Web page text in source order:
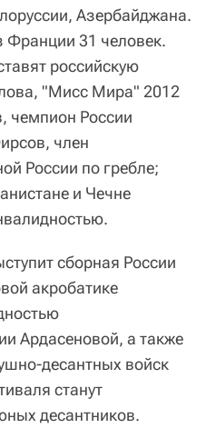
Азербайджана.
Франции 31 человек.
российскую
"Мисс Мира" 2012
чемпион России
член
России по гребле;
и Чечне
сборная России
акробатике
Ардасеновой, а также
десантных войск
станут
десантников.